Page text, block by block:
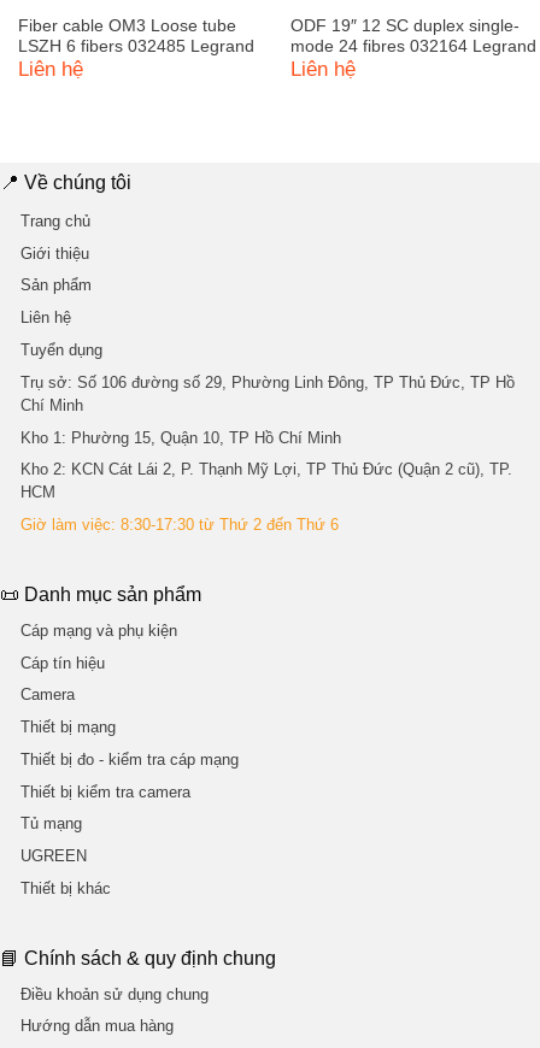
Fiber cable OM3 Loose tube
LSZH 6 fibers 032485 Legrand
Liên hệ
ODF 19″ 12 SC duplex single-
mode 24 fibres 032164 Legrand
Liên hệ
📍 Về chúng tôi
Trang chủ
Giới thiệu
Sản phẩm
Liên hệ
Tuyển dụng
Trụ sở: Số 106 đường số 29, Phường Linh Đông, TP Thủ Đức, TP Hồ
Chí Minh
Kho 1 : Phường 15, Quận 10, TP Hồ Chí Minh
Kho 2: KCN Cát Lái 2, P. Thạnh Mỹ Lợi, TP Thủ Đức (Quận 2 cũ), TP.
HCM
Giờ làm việc: 8:30-17:30 từ Thứ 2 đến Thứ 6
📜 Danh mục sản phẩm
Cáp mạng và phụ kiện
Cáp tín hiệu
Camera
Thiết bị mạng
Thiết bị đo - kiểm tra cáp mạng
Thiết bị kiểm tra camera
Tủ mạng
UGREEN
Thiết bị khác
📘 Chính sách & quy định chung
Điều khoản sử dụng chung
Hướng dẫn mua hàng